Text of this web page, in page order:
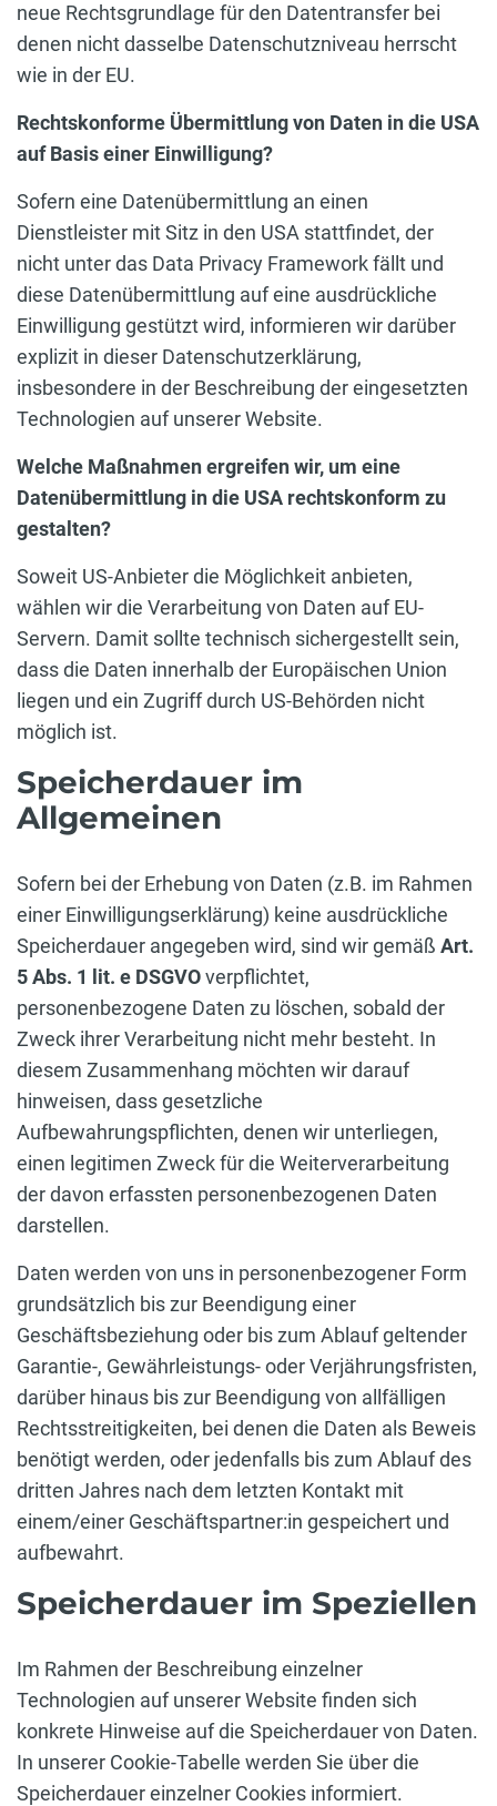
neue Rechtsgrundlage für den Datentransfer bei
denen nicht dasselbe Datenschutzniveau herrscht
wie in der EU.
Rechtskonforme Übermittlung von Daten in die USA
auf Basis einer Einwilligung?
Sofern eine Datenübermittlung an einen
Dienstleister mit Sitz in den USA stattfindet, der
nicht unter das Data Privacy Framework fällt und
diese Datenübermittlung auf eine ausdrückliche
Einwilligung gestützt wird, informieren wir darüber
explizit in dieser Datenschutzerklärung,
insbesondere in der Beschreibung der eingesetzten
Technologien auf unserer Website.
Welche Maßnahmen ergreifen wir, um eine
Datenübermittlung in die USA rechtskonform zu
gestalten?
Soweit US-Anbieter die Möglichkeit anbieten,
wählen wir die Verarbeitung von Daten auf EU-
Servern. Damit sollte technisch sichergestellt sein,
dass die Daten innerhalb der Europäischen Union
liegen und ein Zugriff durch US-Behörden nicht
möglich ist.
Speicherdauer im
Allgemeinen
Sofern bei der Erhebung von Daten (z.B. im Rahmen
einer Einwilligungserklärung) keine ausdrückliche
Speicherdauer angegeben wird, sind wir gemäß Art.
5 Abs. 1 lit. e DSGVOverpflichtet,
personenbezogene Daten zu löschen, sobald der
Zweck ihrer Verarbeitung nicht mehr besteht. In
diesem Zusammenhang möchten wir darauf
hinweisen, dass gesetzliche
Aufbewahrungspflichten, denen wir unterliegen,
einen legitimen Zweck für die Weiterverarbeitung
der davon erfassten personenbezogenen Daten
darstellen.
Daten werden von uns in personenbezogener Form
grundsätzlich bis zur Beendigung einer
Geschäftsbeziehung oder bis zum Ablauf geltender
Garantie-, Gewährleistungs- oder Verjährungsfristen,
darüber hinaus bis zur Beendigung von allfälligen
Rechtsstreitigkeiten, bei denen die Daten als Beweis
benötigt werden, oder jedenfalls bis zum Ablauf des
dritten Jahres nach dem letzten Kontakt mit
einem/einer Geschäftspartner:in gespeichert und
aufbewahrt.
Speicherdauer im Speziellen
Im Rahmen der Beschreibung einzelner
Technologien auf unserer Website finden sich
konkrete Hinweise auf die Speicherdauer von Daten.
In unserer Cookie-Tabelle werden Sie über die
Speicherdauer einzelner Cookies informiert.